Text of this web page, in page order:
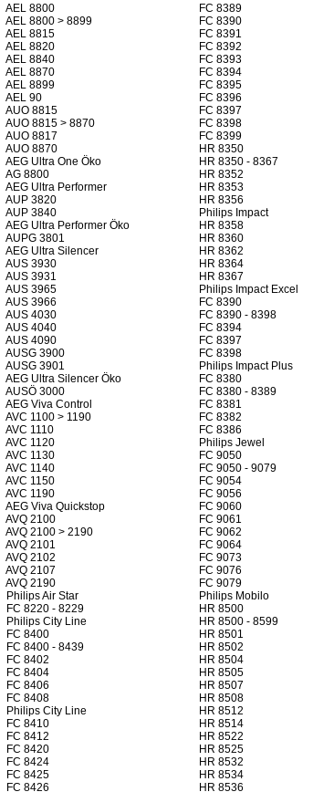
AEL 8800
AEL 8800 > 8899
AEL 8815
AEL 8820
AEL 8840
AEL 8870
AEL 8899
AEL 90
AUO 8815
AUO 8815 > 8870
AUO 8817
AUO 8870
AEG Ultra One Öko
AG 8800
AEG Ultra Performer
AUP 3820
AUP 3840
AEG Ultra Performer Öko
AUPG 3801
AEG Ultra Silencer
AUS 3930
AUS 3931
AUS 3965
AUS 3966
AUS 4030
AUS 4040
AUS 4090
AUSG 3900
AUSG 3901
AEG Ultra Silencer Öko
AUSÖ 3000
AEG Viva Control
AVC 1100 > 1190
AVC 1110
AVC 1120
AVC 1130
AVC 1140
AVC 1150
AVC 1190
AEG Viva Quickstop
AVQ 2100
AVQ 2100 > 2190
AVQ 2101
AVQ 2102
AVQ 2107
AVQ 2190
Philips Air Star
FC 8220 - 8229
Philips City Line
FC 8400
FC 8400 - 8439
FC 8402
FC 8404
FC 8406
FC 8408
Philips City Line
FC 8410
FC 8412
FC 8420
FC 8424
FC 8425
FC 8426
FC 8389
FC 8390
FC 8391
FC 8392
FC 8393
FC 8394
FC 8395
FC 8396
FC 8397
FC 8398
FC 8399
HR 8350
HR 8350 - 8367
HR 8352
HR 8353
HR 8356
Philips Impact
HR 8358
HR 8360
HR 8362
HR 8364
HR 8367
Philips Impact Excel
FC 8390
FC 8390 - 8398
FC 8394
FC 8397
FC 8398
Philips Impact Plus
FC 8380
FC 8380 - 8389
FC 8381
FC 8382
FC 8386
Philips Jewel
FC 9050
FC 9050 - 9079
FC 9054
FC 9056
FC 9060
FC 9061
FC 9062
FC 9064
FC 9073
FC 9076
FC 9079
Philips Mobilo
HR 8500
HR 8500 - 8599
HR 8501
HR 8502
HR 8504
HR 8505
HR 8507
HR 8508
HR 8512
HR 8514
HR 8522
HR 8525
HR 8532
HR 8534
HR 8536